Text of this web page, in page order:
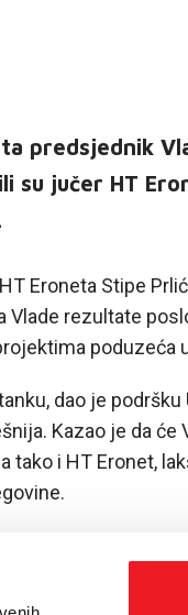
predsjednik
su jučer HT
Eroneta Stipe
Vlade rezultate
poduzeća
dao je podršku
Kazao je da će
tako i HT Eronet,